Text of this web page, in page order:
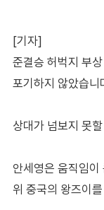
[기자]
준결승 허벅지 부
포기하지 않았습니
상대가 넘보지 못
안세영은 움직임
위 중국의 왕즈이